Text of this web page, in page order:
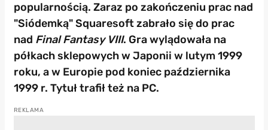
popularnością. Zaraz po zakończeniu prac nad
"Siódemką" Squaresoft zabrało się do prac
nad Final Fantasy VIII. Gra wylądowała na
półkach sklepowych w Japonii w lutym 1999
roku, a w Europie pod koniec października
1999 r. Tytuł trafił też na PC.